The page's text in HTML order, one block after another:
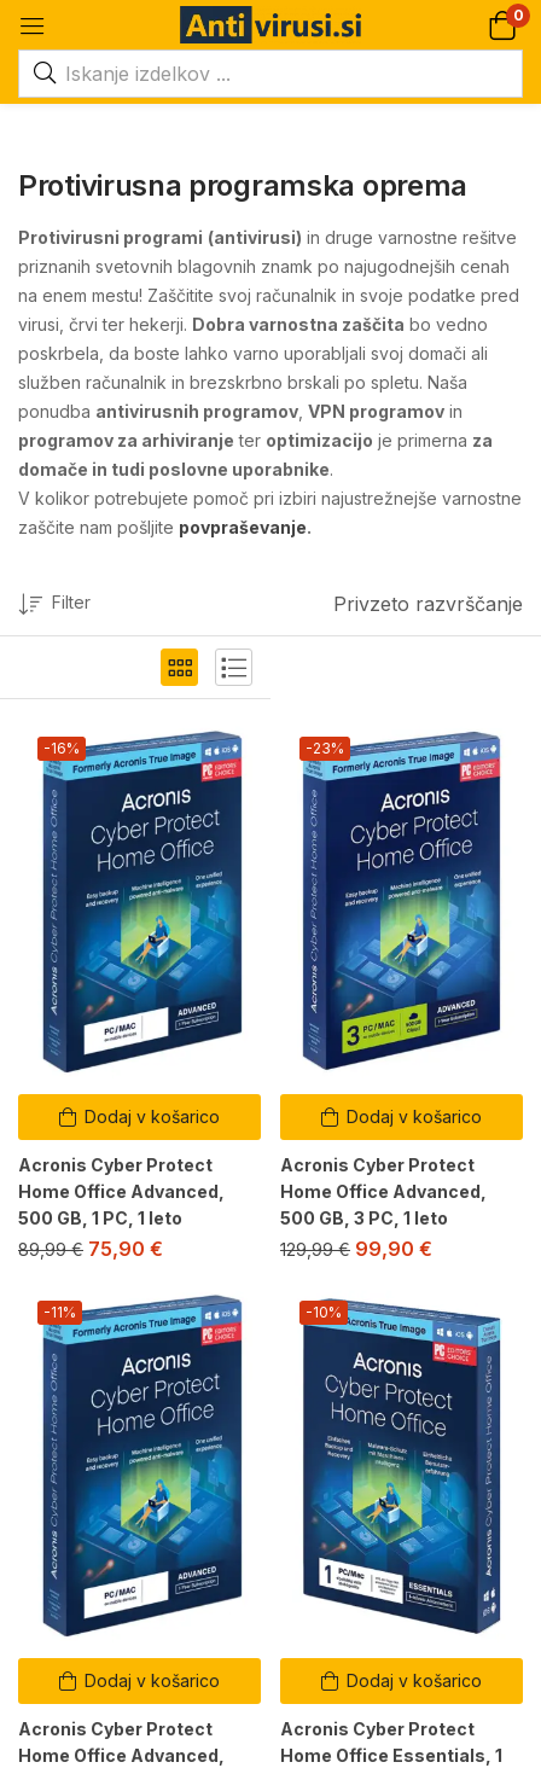
0
Protivirusna programska oprema
Protivirusni programi (antivirusi) in druge varnostne rešitve
priznanih svetovnih blagovnih znamk po najugodnejših cenah
na enem mestu! Zaščitite svoj računalnik in svoje podatke pred
virusi, črvi ter hekerji. Dobra varnostna zaščita bo vedno
poskrbela, da boste lahko varno uporabljali svoj domači ali
služben računalnik in brezskrbno brskali po spletu. Naša
ponudba antivirusnih programov VPN programov in
programov za arhiviranje ter optimizacijo je primerna za
domače in tudi poslovne uporabnike.
V kolikor potrebujete pomoč pri izbiri najustrežnejše varnostne
zaščite nam pošljite povpraševanje.
Filter Privzeto razvrščanje
Dodaj v košarico
-16%
Acronis Cyber Protect
Home Office Advanced,
500 GB, 1 PC, 1 leto
89,99€ 75,90 €
Dodaj v košarico
-23%
Acronis Cyber Protect
Home Office Advanced,
500 GB, 3 PC, 1 leto
129,99€ 99,90 €
Dodaj v košarico
-11%
Acronis Cyber Protect
Home Office Advanced,
Dodaj v košarico
-10%
Acronis Cyber Protect
Home Office Essentials, 1